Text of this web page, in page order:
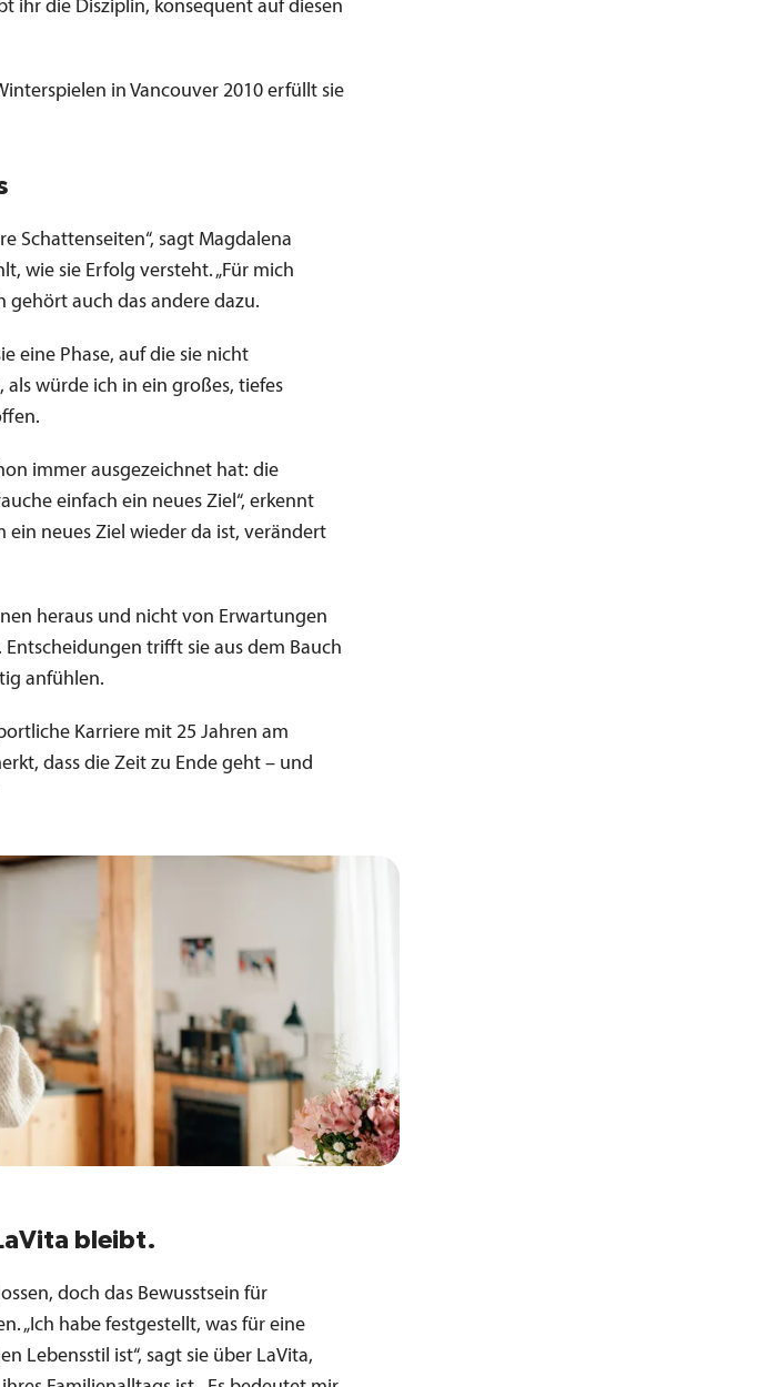
ihr die Disziplin, konsequent auf diesen
in Vancouver 2010 erfüllt sie
Schattenseiten“, sagt Magdalena
wie sie Erfolg versteht. „Für mich
gehört auch das andere dazu.
eine Phase, auf die sie nicht
würde ich in ein großes, tiefes
immer ausgezeichnet hat: die
einfach ein neues Ziel“, erkennt
neues Ziel wieder da ist, verändert
heraus und nicht von Erwartungen
trifft sie aus dem Bauch
anfühlen.
Karriere mit 25 Jahren am
dass die Zeit zu Ende geht – und
bleibt.
doch das Bewusstsein für
„Ich habe festgestellt, was für eine
Lebensstil ist“, sagt sie über LaVita,